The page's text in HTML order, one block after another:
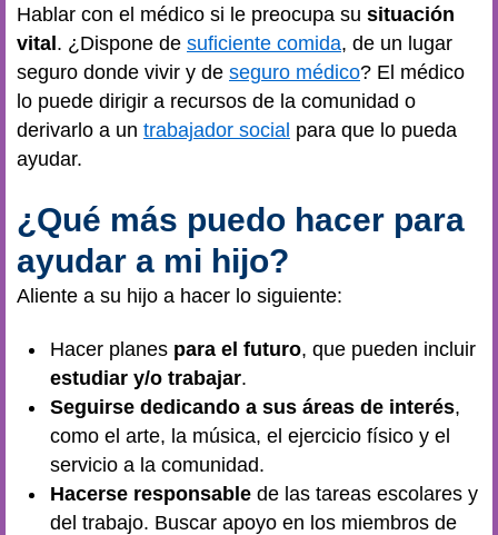
Hablar con el médico si le preocupa su situación
vital . ¿Dispone de suficiente comida, de un lugar
seguro donde vivir y de seguro médico? El médico
lo puede dirigir a recursos de la comunidad o
derivarlo a un trabajador social para que lo pueda
ayudar.
¿Qué más puedo hacer para
ayudar a mi hijo?
Aliente a su hijo a hacer lo siguiente:
Hacer planes para el futuro, que pueden incluir
estudiar y/o trabajar.
Seguirse dedicando a sus áreas de interés,
como el arte, la música, el ejercicio físico y el
servicio a la comunidad.
Hacerse responsable de las tareas escolares y
del trabajo. Buscar apoyo en los miembros de